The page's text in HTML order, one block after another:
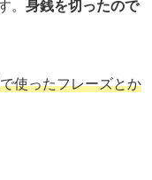
身銭を切ったので
使ったフレーズとか